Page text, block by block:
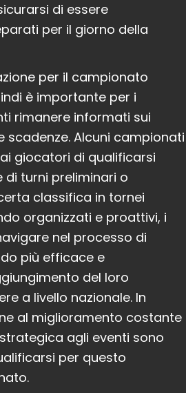
di essere
per il giorno della
per il campionato
è importante per i
rimanere informati sui
scadenze. Alcuni campionati
giocatori di qualificarsi
turni preliminari o
classifica in tornei
organizzati e proattivi, i
nel processo di
più efficace e
del loro
a livello nazionale. In
al miglioramento costante
agli eventi sono
per questo